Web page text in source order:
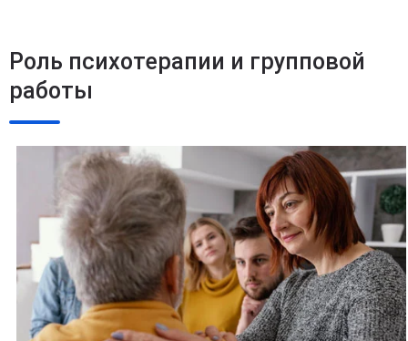
Роль психотерапии и групповой
работы